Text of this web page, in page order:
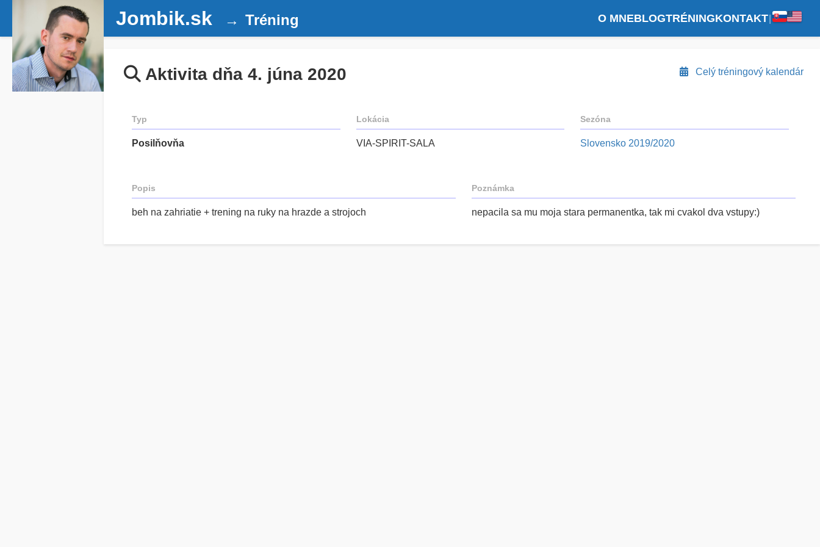
Jombik.sk Tréning O MNEBLOGTRÉNINGKONTAKT
Celý tréningový kalendár
Aktivita dňa 4. júna 2020
Typ
Posilňovňa
Lokácia
VIA-SPIRIT-SALA
Sezóna
Slovensko 2019/2020
Popis
beh na zahriatie + trening na ruky na hrazde a strojoch
Poznámka
nepacila sa mu moja stara permanentka, tak mi cvakol dva vstupy:)